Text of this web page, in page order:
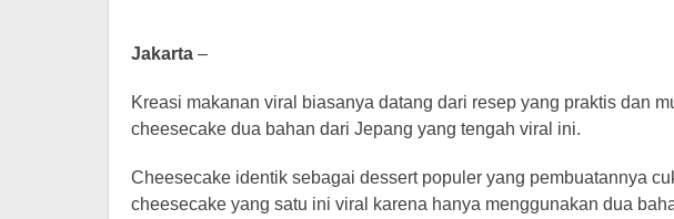
Jakarta –
Kreasi makanan viral biasanya datang dari resep yang praktis dan
cheesecake dua bahan dari Jepang yang tengah viral ini.
Cheesecake identik sebagai dessert populer yang pembuatannya
cheesecake yang satu ini viral karena hanya menggunakan dua